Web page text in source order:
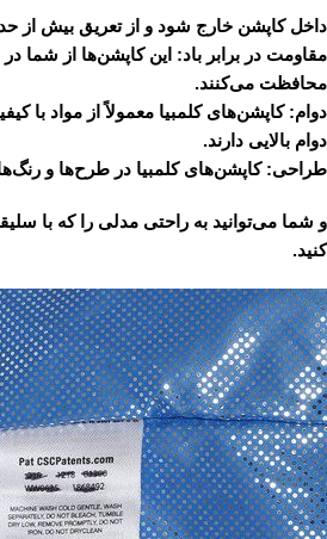
داخل کاپشن خارج شود و از تعریق بیش از
مقاومت در برابر باد: این کاپشن‌ها از شما در
محافظت می‌کنند.
دوام: کاپشن‌های کلمبیا معمولاً از مواد با
دوام بالایی دارند.
طراحی: کاپشن‌های کلمبیا در طرح‌ها و
و شما می‌توانید به راحتی مدلی را که با
کنید.